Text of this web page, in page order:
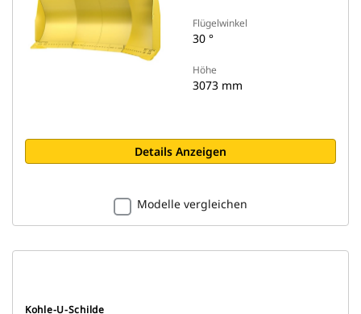
Flügelwinkel
30 °
Höhe
3073 mm
Details Anzeigen
Modelle vergleichen
Kohle-U-Schilde